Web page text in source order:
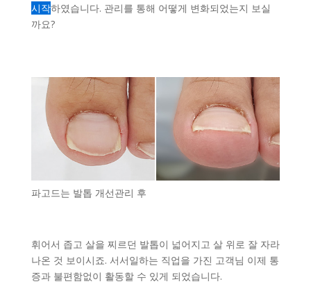
시작하였습니다. 관리를 통해 어떻게 변화되었는지 보실
까요?
파고드는 발톱 개선관리 후
휘어서 좁고 살을 찌르던 발톱이 넓어지고 살 위로 잘 자라
나온 것 보이시죠. 서서일하는 직업을 가진 고객님 이제 통
증과 불편함없이 활동할 수 있게 되었습니다.